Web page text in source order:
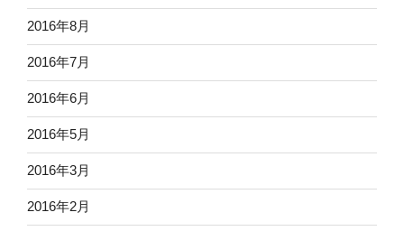
2016年8月
2016年7月
2016年6月
2016年5月
2016年3月
2016年2月